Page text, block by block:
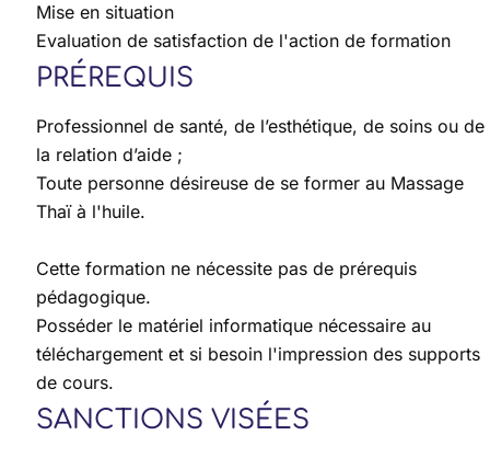
Mise en situation
Evaluation de satisfaction de l'action de formation
PRÉREQUIS
Professionnel de santé, de l’esthétique, de soins ou de
la relation d’aide ;
Toute personne désireuse de se former au Massage
Thaï à l'huile.
Cette formation ne nécessite pas de prérequis
pédagogique.
Posséder le matériel informatique nécessaire au
téléchargement et si besoin l'impression des supports
de cours.
SANCTIONS VISÉES